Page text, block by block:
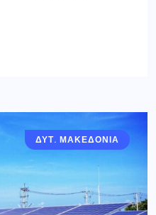
ΔΥΤ. ΜΑΚΕΔΟΝΙΑ